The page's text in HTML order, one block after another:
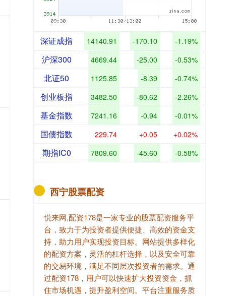
深证成指 14140.91 -170.10 -1.19%
沪深300 4669.44 -25.00 -0.53%
北证50 1125.85 -8.39 -0.74%
创业板指 3482.50 -80.62 -2.26%
基金指数 7241.16 -0.94 -0.01%
国债指数 229.74 +0.05 +0.02%
期指IC0 7809.60 -45.60 -0.58%
西宁股票配资
悦来网,配资178是一家专业的股票配资服务平
台，致力于为投资者提供便捷、高效的资金支
持，助力用户实现投资目标。网站提供多样化
的配资方案，灵活的杠杆选择，以及安全可靠
的交易环境，满足不同层次投资者的需求。通
过配资178，用户可以快速扩大投资资金，抓
住市场机遇，提升盈利空间。平台注重服务质